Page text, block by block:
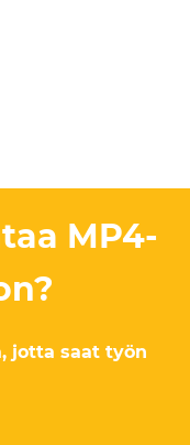
MP4-
jotta saat työn